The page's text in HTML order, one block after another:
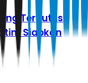
Terputus
Siapkan